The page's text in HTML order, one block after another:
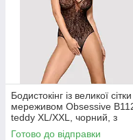
Бодистокінг із великої
мереживом Obsessive
teddy XL/XXL, чорний, з
доступом
Готово до відправки